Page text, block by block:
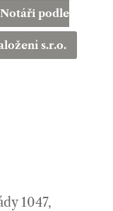
Notáři podle
s.r.o.
1047,